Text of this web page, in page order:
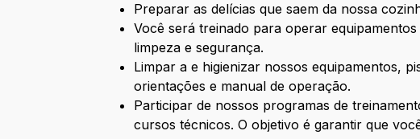
Preparar as delícias que saem da nossa
Você será treinado para operar
limpeza e segurança.
Limpar a e higienizar nossos equipamentos,
orientações e manual de operação.
Participar de nossos programas de
cursos técnicos. O objetivo é garantir que